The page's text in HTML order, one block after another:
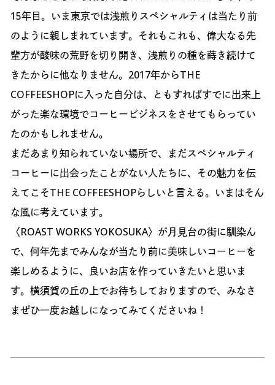
15年目。いま東京では浅煎りスペシャルティは当たり前
のように親しまれています。それもこれも、偉大なる先
輩方が酸味の荒野を切り開き、浅煎りの種を蒔き続けて
きたからに他なりません。2017年からTHE
COFFEESHOPに入った自分は、ともすればすでに出来上
がった楽な環境でコーヒービジネスをさせてもらってい
たのかもしれません。
まだあまり知られていない場所で、まだスペシャルティ
コーヒーに出会ったことがない人たちに、その魅力を伝
えてこそTHE COFFEESHOPらしいと言える。いまはそん
な風に考えています。
〈ROAST WORKS YOKOSUKA〉が月見台の街に馴染ん
で、何年先までみんなが当たり前に美味しいコーヒーを
楽しめるように、良いお店を作っていきたいと思いま
す。横須賀の丘の上でお待ちしておりますので、みなさ
まぜひ一度お越しになってみてくださいね！